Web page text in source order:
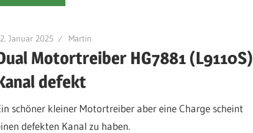
Januar 2025 Martin
Motortreiber HG7881 (L9110S)
defekt
schöner kleiner Motortreiber aber eine Charge scheint
defekten Kanal zu haben.